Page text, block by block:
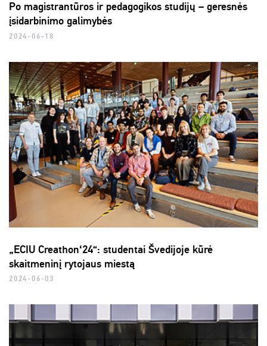
Po magistrantūros ir pedagogikos studijų – geresnės
įsidarbinimo galimybės
2024-06-18
„ECIU Creathon‘24“: studentai Švedijoje kūrė
skaitmeninį rytojaus miestą
2024-06-03